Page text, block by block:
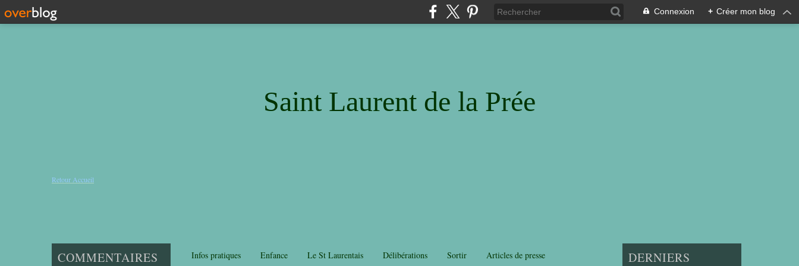
Connexion + Créer mon blog
Saint Laurent de la Prée
Retour Accueil
COMMENTAIRES Infos pratiques Enfance Le St Laurentais Délibérations Sortir Articles de presse
DERNIERS